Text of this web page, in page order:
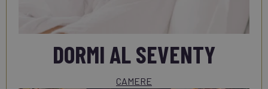
DORMI AL SEVENTY
CAMERE